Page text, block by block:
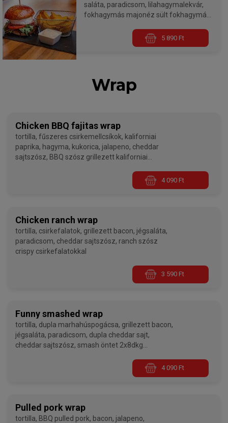
saláta, paradicsom, lilahagymalekvár,
fokhagymás majonéz sült fokhagymás
Burgereink minden esetben medium
nekünk!
5 890 Ft
Wrap
Chicken BBQ fajitas wrap
tortilla, fűszeres csirkemellcsíkok, kaliforniai
paprika, hagyma, kukorica, jalapeno, cheddar
sajtszósz, BBQ szósz grillezett kaliforniai
4 090 Ft
Chicken ranch wrap
tortilla, csirkefalatok, grillezett bacon, jégsaláta,
paradicsom, cheddar sajtszósz, ranch szósz
crispy csirkefalatokkal
3 590 Ft
Funny smashed wrap
tortilla, dupla marhahúspogácsa, grillezett bacon,
jégsaláta, paradicsom, dupla cheddar sajt,
cheddar sajtszósz, smash öntet 2x8dkg
4 090 Ft
Pulled pork wrap
tortilla, BBQ pulled pork, bacon, jalapeno,